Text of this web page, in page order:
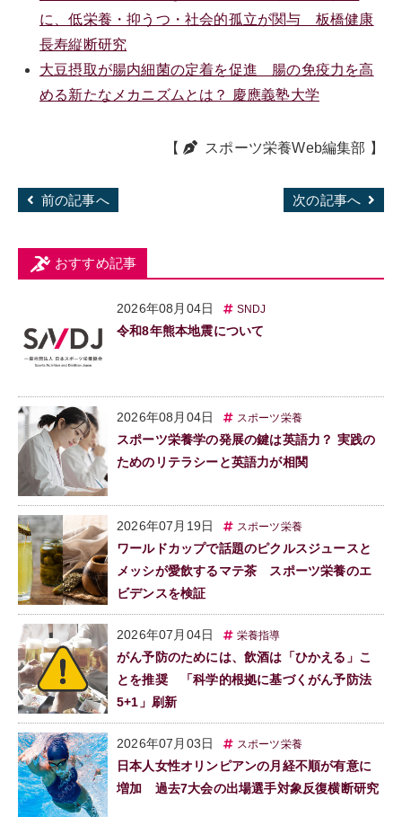
に、低栄養・抑うつ・社会的孤立が関与 板橋健康
長寿縦断研究
大豆摂取が腸内細菌の定着を促進 腸の免疫力を高
める新たなメカニズムとは？ 慶應義塾大学
【 スポーツ栄養Web編集部 】
前の記事へ 次の記事へ
おすすめ記事
2026年08月04日 SNDJ
令和8年熊本地震について
2026年08月04日 スポーツ栄養
スポーツ栄養学の発展の鍵は英語力？ 実践の
ためのリテラシーと英語力が相関
2026年07月19日 スポーツ栄養
ワールドカップで話題のピクルスジュースと
メッシが愛飲するマテ茶 スポーツ栄養のエ
ビデンスを検証
2026年07月04日 栄養指導
がん予防のためには、飲酒は「ひかえる」こ
とを推奨 「科学的根拠に基づくがん予防法
5+1」刷新
2026年07月03日 スポーツ栄養
日本人女性オリンピアンの月経不順が有意に
増加 過去7大会の出場選手対象反復横断研究